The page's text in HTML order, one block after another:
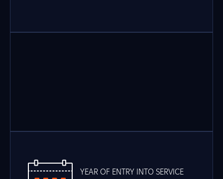
YEAR OF ENTRY INTO SERVICE